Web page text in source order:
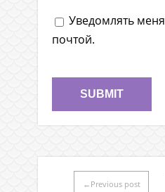
Уведомлять
почтой.
←Previous post